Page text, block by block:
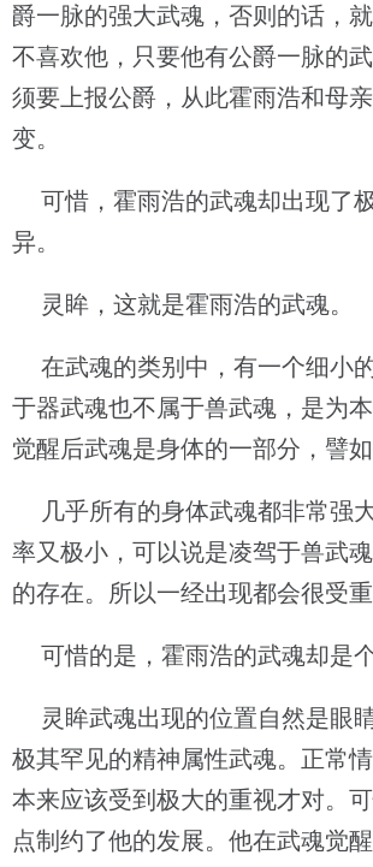
爵一脉的强大武魂，否则的话，
不喜欢他，只要他有公爵一脉的
须要上报公爵，从此霍雨浩和母
变。
可惜，霍雨浩的武魂却出现了
异。
灵眸，这就是霍雨浩的武魂。
在武魂的类别中，有一个细小
于器武魂也不属于兽武魂，是为
觉醒后武魂是身体的一部分，譬如
几乎所有的身体武魂都非常强
率又极小，可以说是凌驾于兽武
的存在。所以一经出现都会很受重
可惜的是，霍雨浩的武魂却是个
灵眸武魂出现的位置自然是眼
极其罕见的精神属性武魂。正常
本来应该受到极大的重视才对。
点制约了他的发展。他在武魂觉